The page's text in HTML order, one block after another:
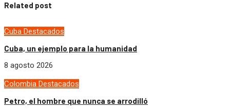
Related post
Cuba Destacados
Cuba, un ejemplo para la humanidad
8 agosto 2026
Colombia Destacados
Petro, el hombre que nunca se arrodilló